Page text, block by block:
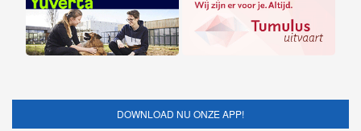
DOWNLOAD NU ONZE APP!